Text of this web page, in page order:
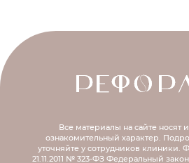
Все материалы на сайте
ознакомительный характер.
уточняйте у сотрудников клиники.
21.11.2011 № 323-ФЗ Федеральный